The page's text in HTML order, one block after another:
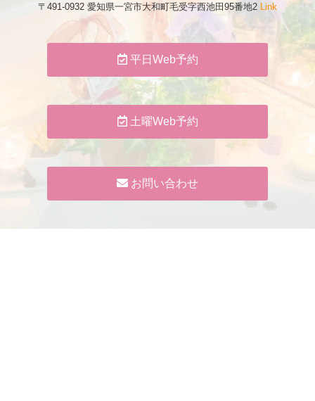
〒491-0932 愛知県一宮市大和町毛受字西池田95番地2 Link
平日Web予約
土曜Web予約
お問い合わせ